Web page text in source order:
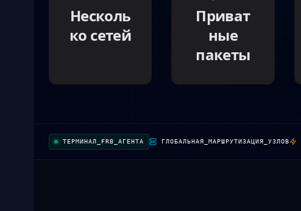
Несколь
ко сетей
Приват
ные
пакеты
ТЕРМИНАЛ_FRB_АГЕНТА ГЛОБАЛЬНАЯ_МАРШРУТИЗАЦИЯ_УЗЛОВ